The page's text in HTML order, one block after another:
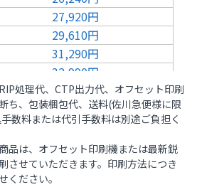
27,920円
29,610円
31,290円
32,990円
34,680円
36,360円
38,050円
39,730円
41,420円
44,880円
処理代、CTP出力代、オフセット印刷
ち、包装梱包代、送料(佐川急便様に限
数料または代引手数料は別途ご負担く
品は、オフセット印刷機または最新鋭
させていただきます。印刷方法につき
ください。